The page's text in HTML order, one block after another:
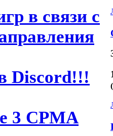
в связи с
Discord!!!
3 CPMA